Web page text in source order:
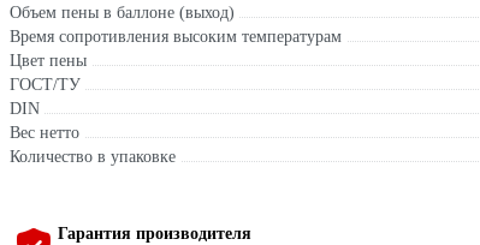
Объем пены в баллоне (выход)
Время сопротивления высоким температурам
Цвет пены
ГОСТ/ТУ
DIN
Вес нетто
Количество в упаковке
Гарантия производителя